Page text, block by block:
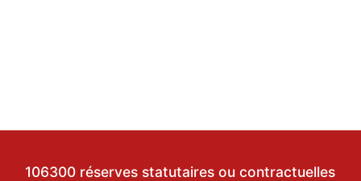
106300 réserves statutaires ou contractuelles